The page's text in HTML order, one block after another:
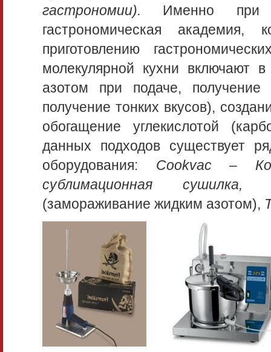
гастрономии). Именно при
гастрономическая
приготовлению
молекулярной кухни включают
азотом при подаче,
получение тонких вкусов),
обогащение углекислотой
данных подходов существует
оборудования: Cookvac –
сублимационная
(замораживание жидким азотом),